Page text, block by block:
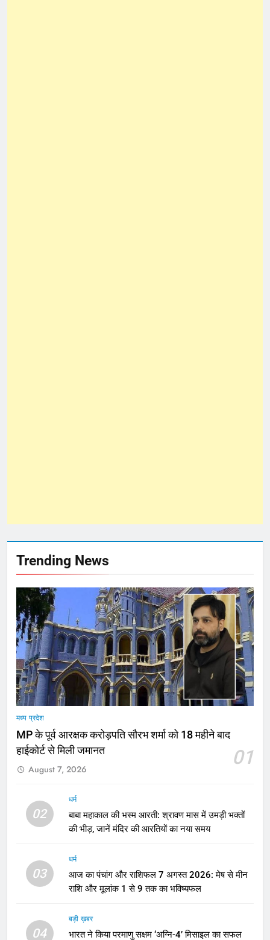
Trending News
मध्य प्रदेश
MP के पूर्व आरक्षक करोड़पति सौरभ शर्मा को 18 महीने बाद
हाईकोर्ट से मिली जमानत
01
August 7, 2026
02
धर्म
बाबा महाकाल की भस्म आरती: श्रावण मास में उमड़ी भक्तों
की भीड़, जानें मंदिर की आरतियों का नया समय
03
धर्म
आज का पंचांग और राशिफल 7 अगस्त 2026: मेष से मीन
राशि और मूलांक 1 से 9 तक का भविष्यफल
04
बड़ी ख़बर
भारत ने किया परमाणु सक्षम ‘अग्नि-4’ मिसाइल का सफल